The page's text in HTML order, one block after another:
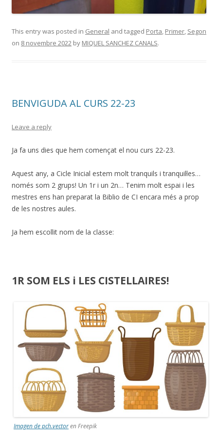
This entry was posted in General and tagged Porta, Primer, Segon
on 8 novembre 2022 by MIQUEL SANCHEZ CANALS.
BENVIGUDA AL CURS 22-23
Leave a reply
Ja fa uns dies que hem començat el nou curs 22-23.
Aquest any, a Cicle Inicial estem molt tranquils i tranquil·les…
només som 2 grups! Un 1r i un 2n… Tenim molt espai i les
mestres ens han preparat la Biblio de CI encara més a prop
de les nostres aules.
Ja hem escollit nom de la classe:
1R SOM ELS i LES CISTELLAIRES!
Imagen de pch.vectoren Freepik